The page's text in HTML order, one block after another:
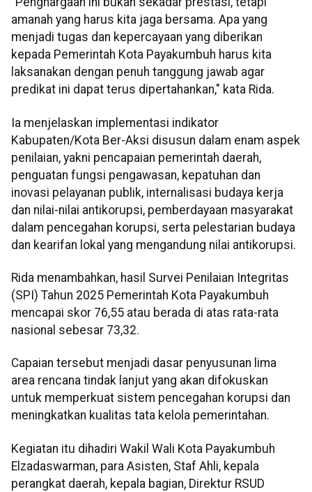
amanah yang harus kita jaga bersama. Apa yang
menjadi tugas dan kepercayaan yang diberikan
kepada Pemerintah Kota Payakumbuh harus kita
laksanakan dengan penuh tanggung jawab agar
predikat ini dapat terus dipertahankan," kata Rida.
Ia menjelaskan implementasi indikator
Kabupaten/Kota Ber-Aksi disusun dalam enam aspek
penilaian, yakni pencapaian pemerintah daerah,
penguatan fungsi pengawasan, kepatuhan dan
inovasi pelayanan publik, internalisasi budaya kerja
dan nilai-nilai antikorupsi, pemberdayaan masyarakat
dalam pencegahan korupsi, serta pelestarian budaya
dan kearifan lokal yang mengandung nilai antikorupsi.
Rida menambahkan, hasil Survei Penilaian Integritas
(SPI) Tahun 2025 Pemerintah Kota Payakumbuh
mencapai skor 76,55 atau berada di atas rata-rata
nasional sebesar 73,32.
Capaian tersebut menjadi dasar penyusunan lima
area rencana tindak lanjut yang akan difokuskan
untuk memperkuat sistem pencegahan korupsi dan
meningkatkan kualitas tata kelola pemerintahan.
Kegiatan itu dihadiri Wakil Wali Kota Payakumbuh
Elzadaswarman, para Asisten, Staf Ahli, kepala
perangkat daerah, kepala bagian, Direktur RSUD